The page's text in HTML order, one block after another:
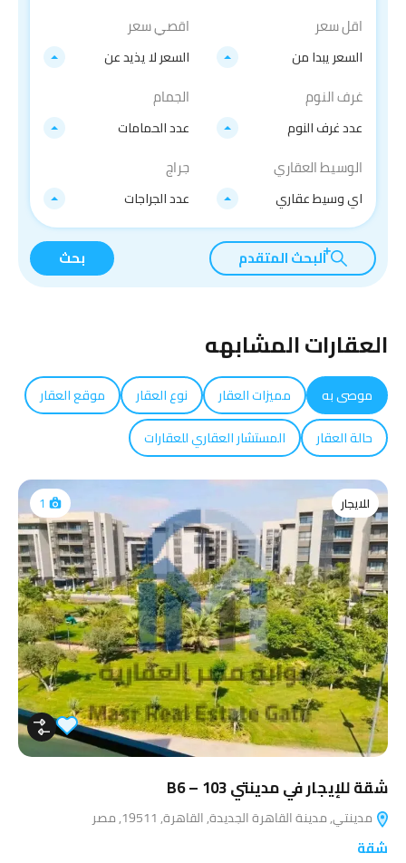
اقل سعر
السعر يبدا من
اقصي سعر
السعر لا يذيد عن
غرف النوم
عدد غرف النوم
الجمام
عدد الحمامات
الوسيط العقاري
اي وسيط عقاري
جراج
عدد الجراجات
البحث المتقدم بحث
العقارات المشابهه
موصى به مميزات العقار نوع العقار
موقع العقار
حالة العقار
المستشار العقاري للعقارات
للايجار 1
شقة للإيجار في مدينتي 103 – B6
مدينتي, مدينة القاهرة الجديدة, القاهرة, 19511, مصر
شقة